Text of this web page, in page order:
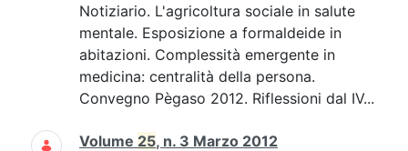
Notiziario. L'agricoltura sociale in salute
mentale. Esposizione a formaldeide in
abitazioni. Complessità emergente in
medicina: centralità della persona.
Convegno Pègaso 2012. Riflessioni dal IV...
Volume 25, n. 3 Marzo 2012